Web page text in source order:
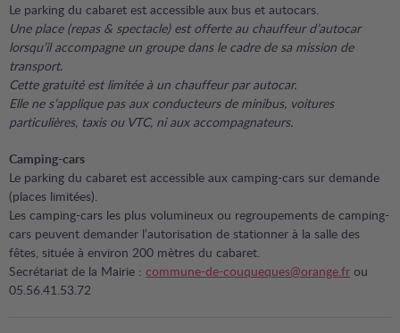
Le parking du cabaret est accessible aux bus et autocars.
Une place (repas & spectacle) est offerte au chauffeur d’autocar
lorsqu’il accompagne un groupe dans le cadre de sa mission de
transport.
Cette gratuité est limitée à un chauffeur par autocar.
Elle ne s’applique pas aux conducteurs de minibus, voitures
particulières, taxis ou VTC, ni aux accompagnateurs.
Camping-cars
Le parking du cabaret est accessible aux camping-cars sur demande
(places limitées).
Les camping-cars les plus volumineux ou regroupements de camping-
cars peuvent demander l’autorisation de stationner à la salle des
fêtes, située à environ 200 mètres du cabaret.
Secrétariat de la Mairie : commune-de-couqueques@orange.fr ou
05.56.41.53.72